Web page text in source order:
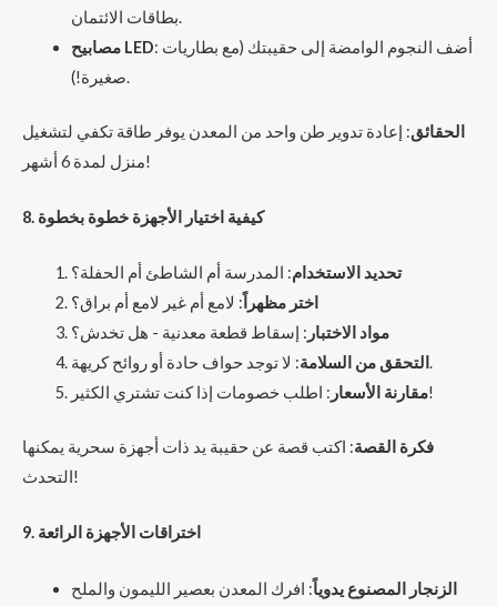
بطاقات الائتمان.
مصابيح LED: أضف النجوم الوامضة إلى حقيبتك (مع بطاريات
صغيرة!).
الحقائق: إعادة تدوير طن واحد من المعدن يوفر طاقة تكفي لتشغيل
منزل لمدة 6 أشهر!
8. كيفية اختيار الأجهزة خطوة بخطوة
تحديد الاستخدام: المدرسة أم الشاطئ أم الحفلة؟
اختر مظهراً : لامع أم غير لامع أم براق؟
مواد الاختبار : إسقاط قطعة معدنية - هل تخدش؟
التحقق من السلامة : لا توجد حواف حادة أو روائح كريهة.
مقارنة الأسعار: اطلب خصومات إذا كنت تشتري الكثير!
فكرة القصة: اكتب قصة عن حقيبة يد ذات أجهزة سحرية يمكنها
التحدث!
9. اختراقات الأجهزة الرائعة
الزنجار المصنوع يدوياً: افرك المعدن بعصير الليمون والملح